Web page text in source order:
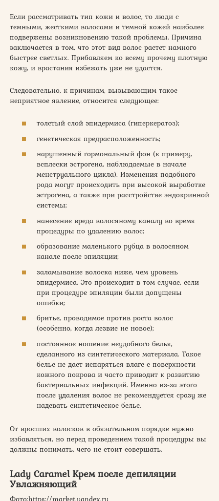
Если рассматривать тип кожи и волос, то люди с
темными, жесткими волосами и темной кожей наиболее
подвержены возникновению такой проблемы. Причина
заключается в том, что этот вид волос растет намного
быстрее светлых. Прибавляем ко всему прочему плотную
кожу, и врастания избежать уже не удастся.
Следовательно, к причинам, вызывающим такое
неприятное явление, относится следующее:
толстый слой эпидермиса (гиперкератоз);
генетическая предрасположенность;
нарушенный гормональный фон (к примеру,
всплески эстрогена, наблюдаемые в начале
менструального цикла). Изменения подобного
рода могут происходить при высокой выработке
эстрогена, а также при расстройстве эндокринной
системы;
нанесение вреда волосяному каналу во время
процедуры по удалению волос;
образование маленького рубца в волосяном
канале после эпиляции;
заламывание волоска ниже, чем уровень
эпидермиса. Это происходит в том случае, если
при процедуре эпиляции были допущены
ошибки;
бритье, проводимое против роста волос
(особенно, когда лезвие не новое);
постоянное ношение неудобного белья,
сделанного из синтетического материала. Такое
белье не дает испаряться влаге с поверхности
кожного покрова и часто приводит к развитию
бактериальных инфекций. Именно из-за этого
после удаления волос не рекомендуется сразу же
надевать синтетическое белье.
От вросших волосков в обязательном порядке нужно
избавляться, но перед проведением такой процедуры вы
должны понимать, чего не стоит совершать.
Lady Caramel Крем после депиляции
Увлажняющий
​Фото:https://market.yandex.ru